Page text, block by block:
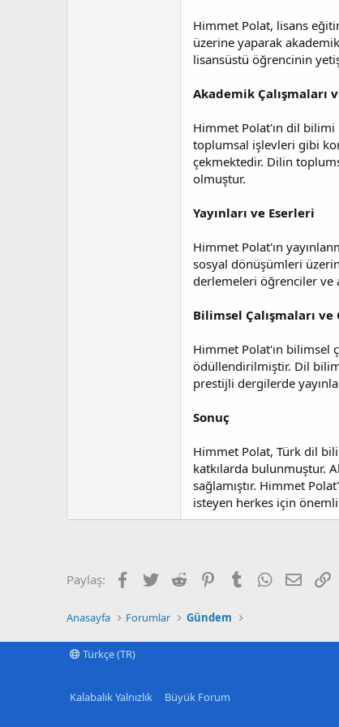
Himmet Polat, lisans
üzerine yaparak
lisansüstü öğrencinin
Akademik Çalışmaları
Himmet Polat'ın dil bilimi
toplumsal işlevleri gibi
çekmektedir. Dilin
olmuştur.
Yayınları ve Eserleri
Himmet Polat'ın
sosyal dönüşümleri
derlemeleri öğrenciler ve
Bilimsel Çalışmaları
Himmet Polat'ın bilimsel
ödüllendirilmiştir. Dil
prestijli dergilerde
Sonuç
Himmet Polat, Türk dil
katkılarda bulunmuştur.
sağlamıştır. Himmet
isteyen herkes için
Paylaş: Facebook
TwitterReddit PinterestTumblrWhatsApp
E-posta
Anasayfa Forumlar Gündem
Türkçe (TR)
Kalabalık Yalnızlık Büyük Forum